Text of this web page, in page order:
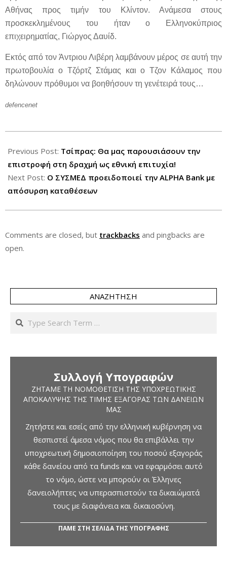
Αθήνας προς τιμήν του Κλίντον. Ανάμεσα στους
προσκεκλημένους του ήταν ο Ελληνοκύπριος
επιχειρηματίας, Γιώργος Δαυίδ.
Εκτός από τον Άντριου Λιβέρη λαμβάνουν μέρος σε αυτή την
πρωτοβουλία ο Τζόρτζ Στάμας και ο Τζον Κάλαμος που
δηλώνουν πρόθυμοι να βοηθήσουν τη γενέτειρά τους…
defencenet
07-
22
Previous Post: Τσίπρας: Θα μας παρουσιάσουν την
επιστροφή στη δραχμή ως εθνική επιτυχία!
Next Post: Ο ΣΥΣΜΕΔ προειδοποιεί την ALPHA Bank με
απόσυρση καταθέσεων
Comments are closed, but trackbacks and pingbacks are
open.
ΑΝΑΖΉΤΗΣΗ
Search
Συλλογή Υπογραφών
ΖΗΤΆΜΕ ΤΗ ΝΟΜΟΘΈΤΙΣΗ ΤΗΣ ΥΠΟΧΡΕΩΤΙΚΉΣ
ΑΠΟΚΆΛΥΨΗΣ ΤΗΣ ΤΙΜΉΣ ΕΞΑΓΟΡΆΣ ΤΩΝ ΔΑΝΕΊΩΝ
ΜΑΣ
Ζητήστε και εσείς από την ελληνική κυβέρνηση να
θεσπιστεί άμεσα νόμος που θα επιβάλλει την
υποχρεωτική δημοσιοποίηση του ποσού εξαγοράς
κάθε δανείου από τα funds και να εφαρμόσει αυτό
το νόμο, ώστε να μπορούν οι Έλληνες
δανειολήπτες να υπερασπιστούν τα δικαιώματά
τους με διαφάνεια και δικαιοσύνη.
ΠΑΜΕ ΣΤΗ ΣΕΛΙΔΑ ΤΗΣ ΥΠΟΓΡΑΦΗΣ